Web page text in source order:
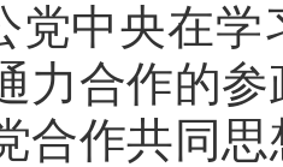
党中央在学
力合作的
合作共同